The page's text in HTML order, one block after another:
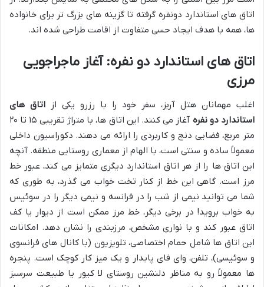
اتاق های استاندارد دونفره گرفته تا گزینه های بزرگ تر برای خانواده
ها، همه با هدف ایجاد حسی متفاوت از اقامت طراحی شده اند.
اتاق های استاندارد دو نفره: آغاز ماجراجویی
مرزی
اغلب مهمانان هتل آربز، سفر خود را با رزرو یکی ازاتاق های
استاندارد دو نفره
آغاز می کنند. این اتاق ها، با متراژ تقریبی ۱۵ تا ۲۰
متر مربع، فضایی دنج و کاربردی را ارائه می دهند. دکوراسیون داخلی
معمولاً ساده و سنتی است، با الهام از معماری روستایی منطقه. آنچه
این اتاق ها را از هر اتاق استاندارد دیگری متمایز می کند، عبور خط
مرز است. گاهی این خط از کنار تخت خواب می گذرد، به طوری که
شما می توانید نیمی از شب را در فرانسه و نیمی دیگر را در سوئیس
به خواب بروید! در برخی دیگر، خط مرز ممکن است از دیوار یا کف
اتاق عبور کند و با نواری مشخص، مرزبندی را نشان دهد. امکانات
این اتاق ها شامل حمام اختصاصی، تلویزیون (با کانال های فرانسوی
و سوئیسی)، تلفن، وای فای پایدار و یک میز کار کوچک است. پنجره
ها معمولاً رو به مناظر دلنشین روستای لا کیور یا طبیعت سرسبز